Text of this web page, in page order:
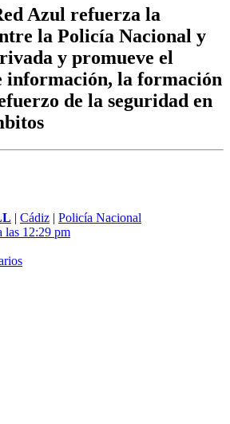
Azul refuerza la
la Policía Nacional y
y promueve el
información, la formación
de la seguridad en
| Cádiz | Policía Nacional
las 12:29 pm